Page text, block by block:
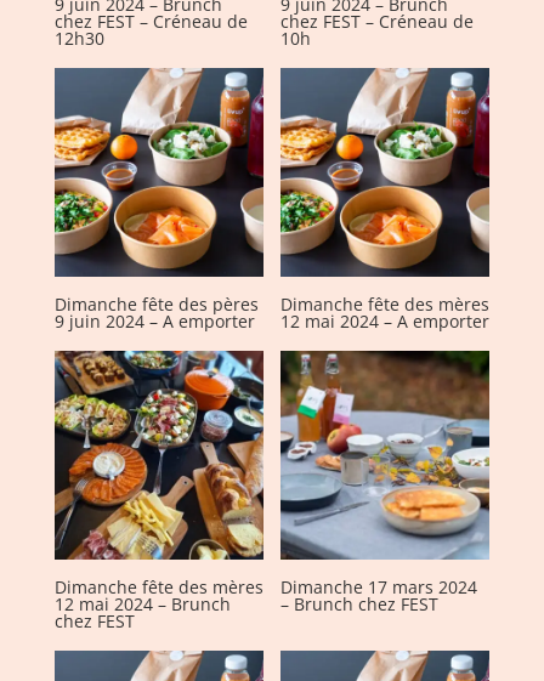
chez FEST – Créneau de
12h30
chez FEST – Créneau de
10h
Dimanche fête des pères
9 juin 2024 – A emporter
Dimanche fête des mères
12 mai 2024 – A emporter
Dimanche fête des mères
12 mai 2024 – Brunch
chez FEST
Dimanche 17 mars 2024
– Brunch chez FEST